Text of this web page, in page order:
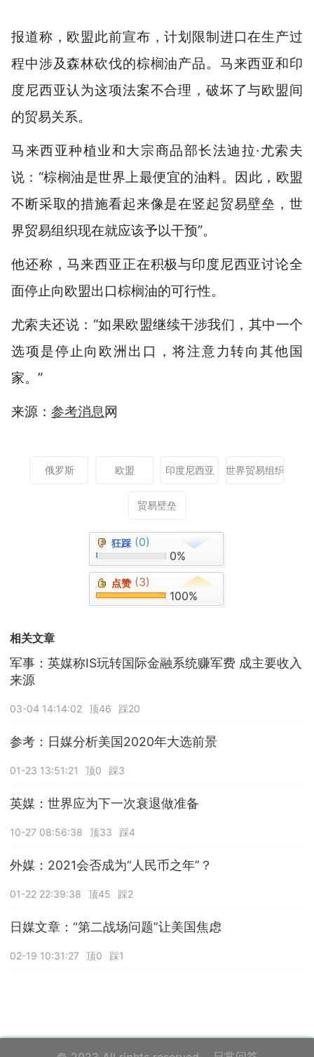
报道称，欧盟此前宣布，计划限制进口在生产过
程中涉及森林砍伐的棕榈油产品。马来西亚和印
度尼西亚认为这项法案不合理，破坏了与欧盟间
的贸易关系。
马来西亚种植业和大宗商品部长法迪拉·尤索夫
说：“棕榈油是世界上最便宜的油料。因此，欧盟
不断采取的措施看起来像是在竖起贸易壁垒，世
界贸易组织现在就应该予以干预”。
他还称，马来西亚正在积极与印度尼西亚讨论全
面停止向欧盟出口棕榈油的可行性。
尤索夫还说：“如果欧盟继续干涉我们，其中一个
选项是停止向欧洲出口，将注意力转向其他国
家。”
来源： 参考消息网
俄罗斯 欧盟 印度尼西亚 世界贸易组织
贸易壁垒
狂踩 (0)
0%
点赞 (3)
100%
相关文章
军事：英媒称IS玩转国际金融系统赚军费 成主要收入
来源
03-04 14:14:02 顶46 踩20
参考：日媒分析美国2020年大选前景
01-23 13:51:21 顶0 踩3
英媒：世界应为下一次衰退做准备
10-27 08:56:38 顶33 踩4
外媒：2021会否成为“人民币之年”？
01-22 22:39:38 顶45 踩2
日媒文章：“第二战场问题”让美国焦虑
02-19 10:31:27 顶0 踩1